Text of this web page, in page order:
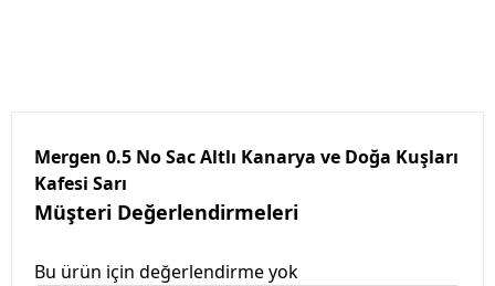
Mergen 0.5 No Sac Altlı Kanarya ve Doğa Kuşları
Kafesi Sarı
Müşteri Değerlendirmeleri
Bu ürün için değerlendirme yok